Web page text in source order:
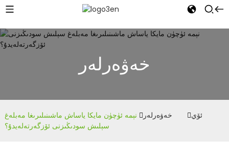
خەۋەرلەر
ئۆي خەۋەرلەر
نېمە ئۈچۈن مايكا ياساش ماشىنىلىرىغا مەبلەغ
سېلىش سودىڭىزنى ئۆزگەرتەلەيدۇ؟